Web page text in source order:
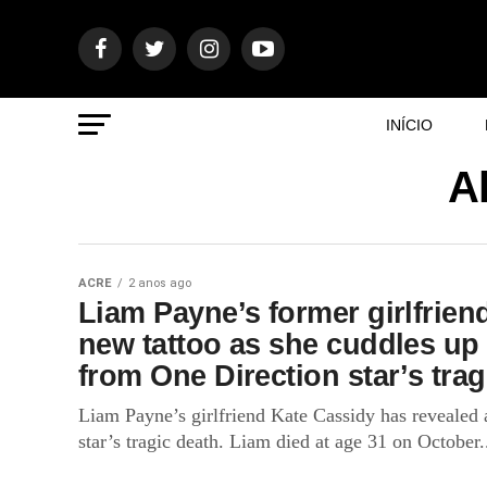
INÍCIO
ACRE 2 anos ago
Liam Payne’s former
new tattoo as she cuddles
from One Direction star’s
Liam Payne’s girlfriend Kate Cassidy has
star’s tragic death. Liam died at age 31 on